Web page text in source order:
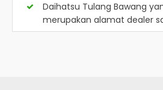
Daihatsu Tulang Bawang
merupakan alamat dealer